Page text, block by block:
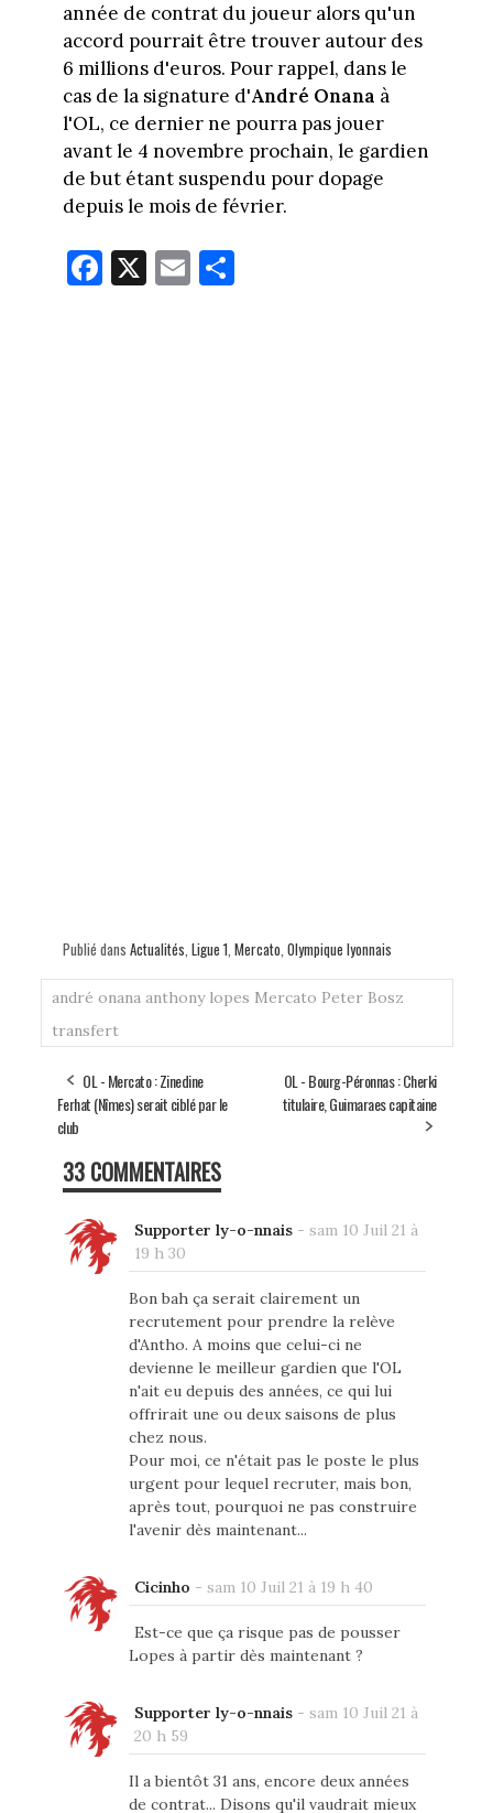
année de contrat du joueur alors qu'un
accord pourrait être trouver autour des
6 millions d'euros. Pour rappel, dans le
cas de la signature d'André Onana à
l'OL, ce dernier ne pourra pas jouer
avant le 4 novembre prochain, le gardien
de but étant suspendu pour dopage
depuis le mois de février.
Fa
ce
X E
m
Pa
rt
Publié dans Actualités Ligue 1 Mercato Olympique lyonnais
andré onana anthony lopes Mercato Peter Bosz
transfert
OL - Mercato : Zinedine
Ferhat (Nîmes) serait ciblé par le
club
OL - Bourg-Péronnas : Cherki
titulaire, Guimaraes capitaine
33 COMMENTAIRES
Supporter ly-o-nnais- sam 10 Juil 21 à
19 h 30
Bon bah ça serait clairement un
recrutement pour prendre la relève
d'Antho. A moins que celui-ci ne
devienne le meilleur gardien que l'OL
n'ait eu depuis des années, ce qui lui
offrirait une ou deux saisons de plus
chez nous.
Pour moi, ce n'était pas le poste le plus
urgent pour lequel recruter, mais bon,
après tout, pourquoi ne pas construire
l'avenir dès maintenant...
Cicinho - sam 10 Juil 21 à 19 h 40
Est-ce que ça risque pas de pousser
Lopes à partir dès maintenant ?
Supporter ly-o-nnais- sam 10 Juil 21 à
20 h 59
Il a bientôt 31 ans, encore deux années
de contrat... Disons qu'il vaudrait mieux